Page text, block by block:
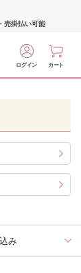
売掛払い可能
ログイン カート
み